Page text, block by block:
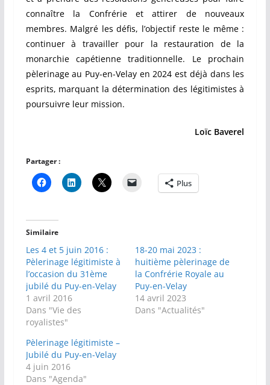
connaître la Confrérie et attirer de nouveaux
membres. Malgré les défis, l’objectif reste le même :
continuer à travailler pour la restauration de la
monarchie capétienne traditionnelle. Le prochain
pèlerinage au Puy-en-Velay en 2024 est déjà dans les
esprits, marquant la détermination des légitimistes à
poursuivre leur mission.
Loïc Baverel
Partager :
Plus
Similaire
Les 4 et 5 juin 2016 :
Pèlerinage légitimiste à
l’occasion du 31ème
jubilé du Puy-en-Velay
1 avril 2016
Dans "Vie des
royalistes"
18-20 mai 2023 :
huitième pèlerinage de
la Confrérie Royale au
Puy-en-Velay
14 avril 2023
Dans "Actualités"
Pèlerinage légitimiste –
Jubilé du Puy-en-Velay
4 juin 2016
Dans "Agenda"